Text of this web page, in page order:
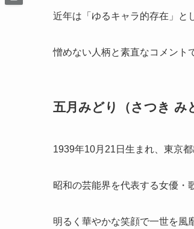
近年は「ゆるキャラ的存在」と
憎めない人柄と素直なコメント
五月みどり（さつき み
1939年10月21日生まれ、東京都
昭和の芸能界を代表する女優・
明るく華やかな笑顔で一世を風